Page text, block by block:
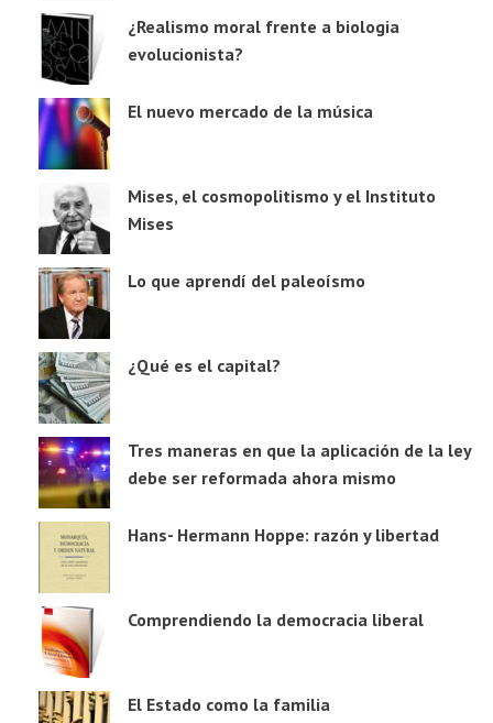
¿Realismo moral frente a biologia
evolucionista?
El nuevo mercado de la música
Mises, el cosmopolitismo y el Instituto
Mises
Lo que aprendí del paleoísmo
¿Qué es el capital?
Tres maneras en que la aplicación de la ley
debe ser reformada ahora mismo
Hans- Hermann Hoppe: razón y libertad
Comprendiendo la democracia liberal
El Estado como la familia